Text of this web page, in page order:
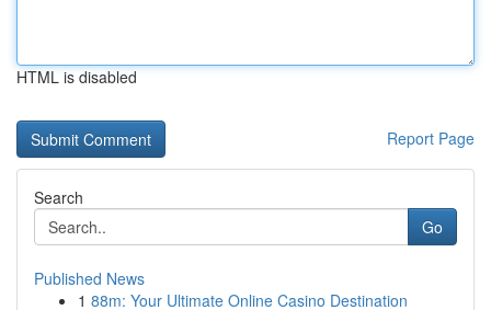
HTML is disabled
Report Page
Search
Go
Published News
1 88m: Your Ultimate Online Casino Destination